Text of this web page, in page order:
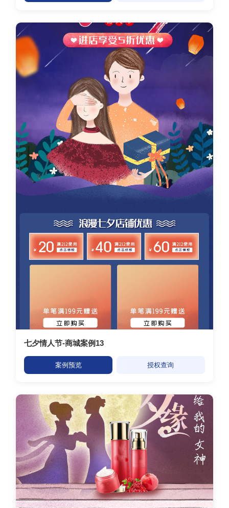
七夕情人节-商城案例13
案例预览 授权查询